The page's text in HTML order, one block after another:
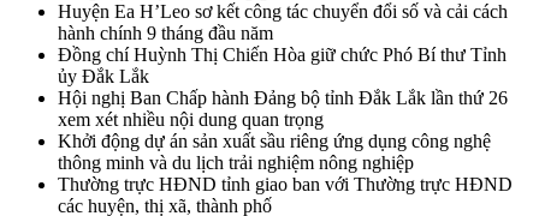
Huyện Ea H’Leo sơ kết công tác chuyển đổi số và cải cách
hành chính 9 tháng đầu năm
Đồng chí Huỳnh Thị Chiến Hòa giữ chức Phó Bí thư Tỉnh
ủy Đắk Lắk
Hội nghị Ban Chấp hành Đảng bộ tỉnh Đắk Lắk lần thứ 26
xem xét nhiều nội dung quan trọng
Khởi động dự án sản xuất sầu riêng ứng dụng công nghệ
thông minh và du lịch trải nghiệm nông nghiệp
Thường trực HĐND tỉnh giao ban với Thường trực HĐND
các huyện, thị xã, thành phố